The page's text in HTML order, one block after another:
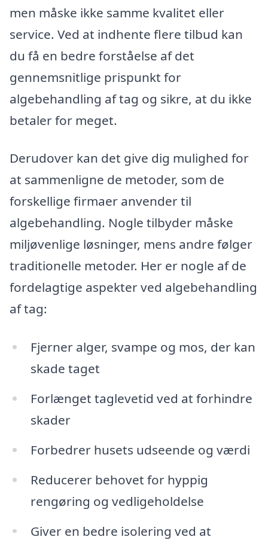
men måske ikke samme kvalitet eller
service. Ved at indhente flere tilbud kan
du få en bedre forståelse af det
gennemsnitlige prispunkt for
algebehandling af tag og sikre, at du ikke
betaler for meget.
Derudover kan det give dig mulighed for
at sammenligne de metoder, som de
forskellige firmaer anvender til
algebehandling. Nogle tilbyder måske
miljøvenlige løsninger, mens andre følger
traditionelle metoder. Her er nogle af de
fordelagtige aspekter ved algebehandling
af tag:
Fjerner alger, svampe og mos, der kan
skade taget
Forlænget taglevetid ved at forhindre
skader
Forbedrer husets udseende og værdi
Reducerer behovet for hyppig
rengøring og vedligeholdelse
Giver en bedre isolering ved at